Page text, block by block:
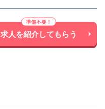
求人を紹介してもらう